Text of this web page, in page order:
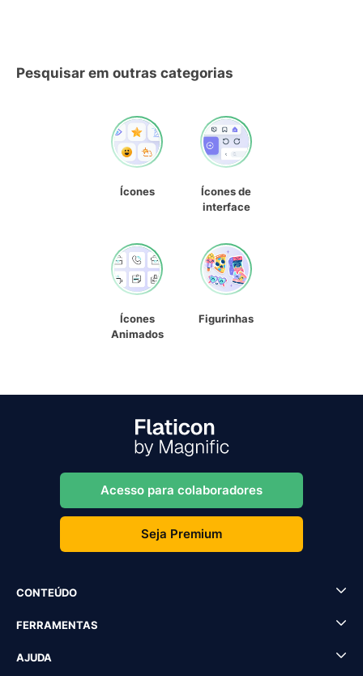
Pesquisar em outras categorias
Ícones
Ícones de
interface
Ícones
Animados
Figurinhas
Acesso para colaboradores
Seja Premium
CONTEÚDO
FERRAMENTAS
AJUDA